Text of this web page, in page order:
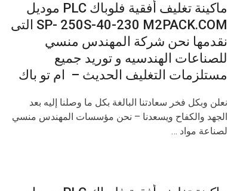
ماكينة تغليف أفقية فلوباك PLC موديل
SP- 250S-40-230 M2PACK.COM التى
نقدمها نحن شركة المهندس منسي
للصناعات الهندسيه و توريد جميع
مستلزمات التغليف الحديث – ام تو باك
نعلن وبكل فخر سعادتنا البالغة بكل ما وصلنا إليه بعد
الجهد والكفاح ويسعدنا – نحن مؤسسات المهندس منسي
لصناعة مواد …